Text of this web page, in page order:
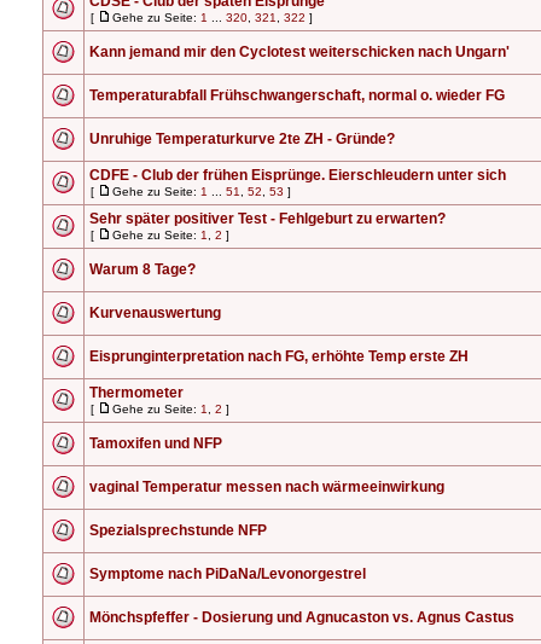
[ Gehe zu Seite: 1 320 321 322 ]
Kann jemand mir den Cyclotest weiterschicken nach Ungarn'
Temperaturabfall Frühschwangerschaft, normal o. wieder FG
Unruhige Temperaturkurve 2te ZH - Gründe?
CDFE - Club der frühen Eisprünge. Eierschleudern unter sich
[ Gehe zu Seite: 1 51 52 53 ]
Sehr später positiver Test - Fehlgeburt zu erwarten?
[ Gehe zu Seite: 1 2 ]
Warum 8 Tage?
Kurvenauswertung
Eisprunginterpretation nach FG, erhöhte Temp erste ZH
Thermometer
[ Gehe zu Seite: 1 2 ]
Tamoxifen und NFP
vaginal Temperatur messen nach wärmeeinwirkung
Spezialsprechstunde NFP
Symptome nach PiDaNa/Levonorgestrel
Mönchspfeffer - Dosierung und Agnucaston vs. Agnus Castus